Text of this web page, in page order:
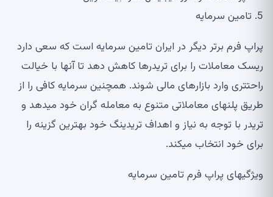
5. تامین سرمایه
پراپ فرم برتر دیگر در ایران تامین سرمایه است که سعی دارد
ریسک معاملات را برای تریدرها کاهش دهد تا آنها با خیالت
راحتتری وارد بازارهای مالی شوند. همچنین سرمایه کافی را از
طریق پلنهای معاملاتی متنوع به معامله گران خود میدهد و
تریدر با توجه به نیاز و اهداف تریدینگ خود بهترین گزینه را
برای خود انتخاب میکند.
ویژگیهای پراپ فرم تامین سرمایه